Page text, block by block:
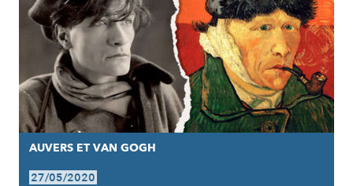
AUVERS ET VAN GOGH
27/05/2020